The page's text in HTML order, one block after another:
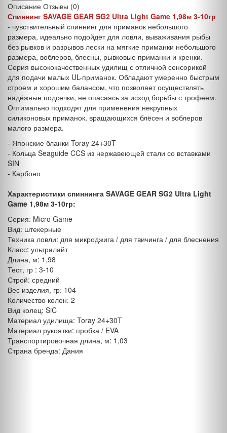
Описание Отзывы (0)
Спиннинг SAVAGE GEAR SG2 Ultra Light Game 1,98м 3-10гр
- чувствительный спиннинг для приманок небольшого
размера, идеально подойдет для ловли, вываживания рыбы
без рывков и разрывов лески на мягкие приманки небольшого
размера, воблеров, блесны, рывковые приманки и кренки.
Серия высококачественных удилищ с отличной сенсорикой
для подачи малых UL-приманок. Обладают умеренно быстрым
строем и хорошим балансом, что позволяет осуществлять
надёжные подсечки, не опасаясь за исход борьбы с трофеем.
Оптимально подходят для применения некрупных
силиконовых приманок, вращающихся блёсен и воблеров
малого размера.
- Японские бланки Toray 24+30T
- Кольца Seaguide CCS из нержавеющей стали со вставками
SIN
- Карбоно
Характеристики спиннинга SAVAGE GEAR SG2 Ultra Light
Game 1,98м 3-10гр:
Серия: Micro Game
Вид: штекерные
Техника ловли: для микроджига / для твичинга / для блеснения
Класс: ультралайт
Длина, м: 1,98
Тест, гр : 3-10
Строй: средний
Вес изделия, гр: 104
Количество колен: 2
Вид колец: SiC
Материал удилища: Toray 24+30T
Материал рукоятки: пробка / EVA
Транспортировочная длина, м: 1,03
Страна бренда: Дания